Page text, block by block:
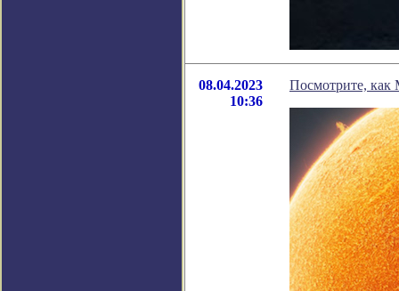
08.04.2023
10:36
Посмотрите, как